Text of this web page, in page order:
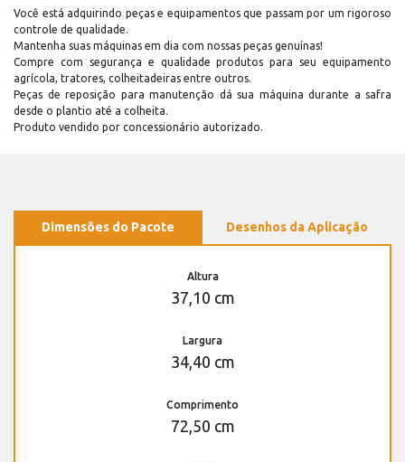
Você está adquirindo peças e equipamentos que passam por um rigoroso
controle de qualidade.
Mantenha suas máquinas em dia com nossas peças genuínas!
Compre com segurança e qualidade produtos para seu equipamento
agrícola, tratores, colheitadeiras entre outros.
Peças de reposição para manutenção dá sua máquina durante a safra
desde o plantio até a colheita.
Produto vendido por concessionário autorizado.
Dimensões do Pacote Desenhos da Aplicação
Altura
37,10 cm
Largura
34,40 cm
Comprimento
72,50 cm